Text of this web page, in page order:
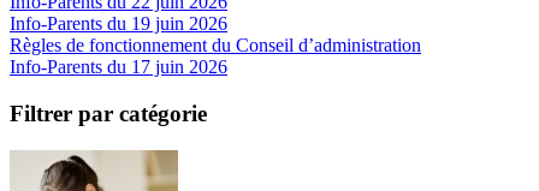
Info-Parents du 19 juin 2026
Règles de fonctionnement du Conseil d’administration
Info-Parents du 17 juin 2026
Filtrer par catégorie